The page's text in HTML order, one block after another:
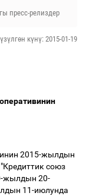
пресс-релиздер
күнү: 2015-01-19
2015-жылдын
союз
жылдын 20-
11-июлунда